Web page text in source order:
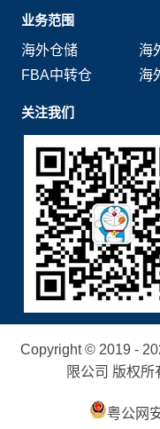
业务范围
海外仓储
海
FBA中转仓
海
关注我们
Copyright © 2019 -
限公司 版权所
粤公网